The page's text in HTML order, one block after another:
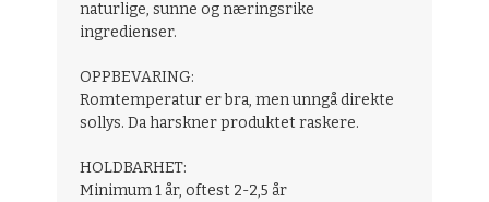
naturlige, sunne og næringsrike
ingredienser.
OPPBEVARING:
Romtemperatur er bra, men unngå direkte
sollys. Da harskner produktet raskere.
HOLDBARHET:
Minimum 1 år, oftest 2-2,5 år